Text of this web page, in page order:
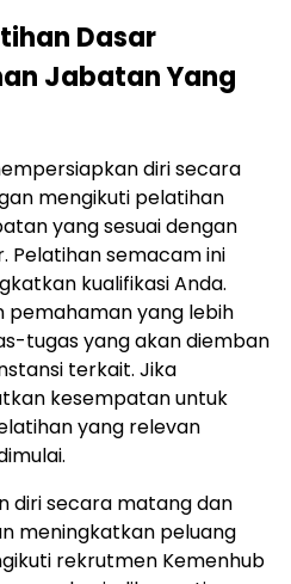
Dasar
Jabatan Yang
diri secara
mengikuti pelatihan
yang sesuai dengan
Pelatihan semacam ini
kualifikasi Anda.
pemahaman yang lebih
tugas yang akan diemban
terkait. Jika
kesempatan untuk
yang relevan
diri secara matang dan
meningkatkan peluang
rekrutmen Kemenhub